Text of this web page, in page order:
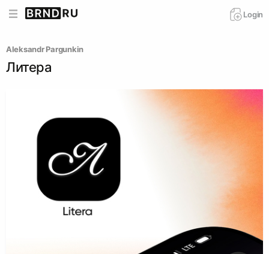
Login
Aleksandr Pargunkin
Литера